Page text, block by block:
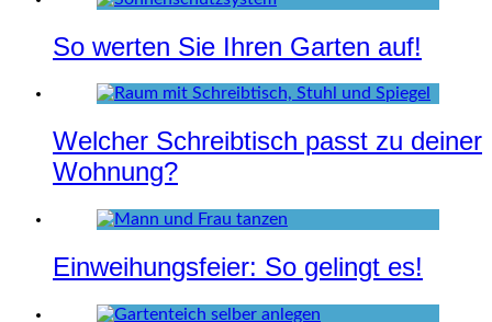
So werten Sie Ihren Garten auf!
Welcher Schreibtisch passt zu deiner
Wohnung?
Einweihungsfeier: So gelingt es!